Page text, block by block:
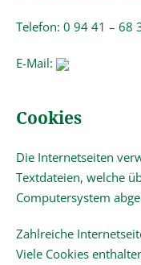
Telefon: 0 94 41 – 68
E-Mail:
Cookies
Die Internetseiten
Textdateien, welche
Computersystem
Zahlreiche
Viele Cookies